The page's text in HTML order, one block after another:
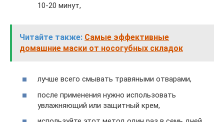
10-20 минут,
Читайте также: Самые эффективные
домашние маски от носогубных складок
лучше всего смывать травяными отварами,
после применения нужно использовать
увлажняющий или защитный крем,